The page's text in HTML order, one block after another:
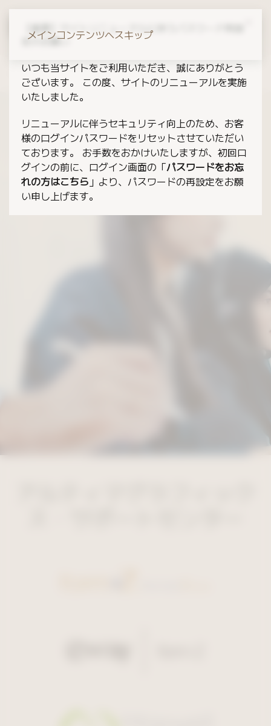
メインコンテンツへスキップ
トップページ サポート
【重要】サイトリニューアルに伴うパスワード再設
定のお願い
いつも当サイトをご利用いただき、誠にありがとう
ございます。 この度、サイトのリニューアルを実施
いたしました。
リニューアルに伴うセキュリティ向上のため、お客
様のログインパスワードをリセットさせていただい
ております。 お手数をおかけいたしますが、初回ロ
グインの前に、ログイン画面の「パスワードをお忘
れの方はこちら 」より、パスワードの再設定をお願
い申し上げます。